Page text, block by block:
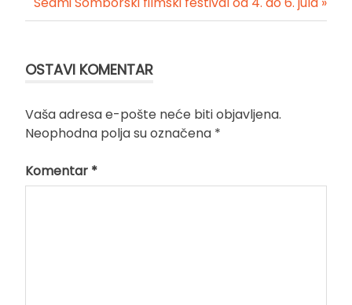
članka
OSTAVI KOMENTAR
Vaša adresa e-pošte neće biti objavljena.
Neophodna polja su označena *
Komentar *